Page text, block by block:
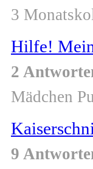
3
Hilfe!
2
Mädchen
9